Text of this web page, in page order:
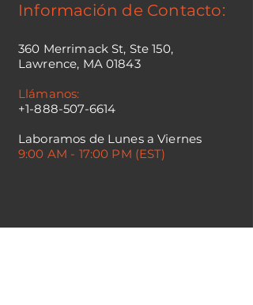
Información de Contacto:
360 Merrimack St, Ste 150,
Lawrence, MA 01843
Llámanos:
+1-888-507-6614
Laboramos de Lunes a Viernes
9:00 AM - 17:00 PM (EST)